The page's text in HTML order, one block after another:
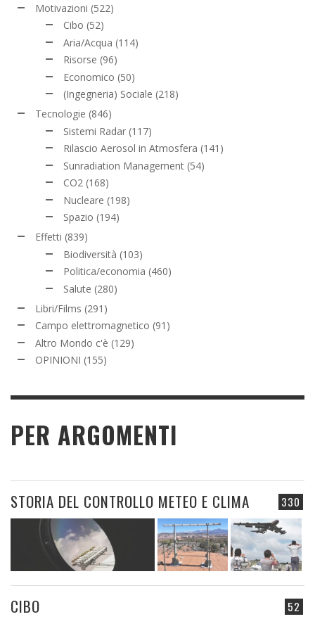
Motivazioni (522)
Cibo (52)
Aria/Acqua (114)
Risorse (96)
Economico (50)
(Ingegneria) Sociale (218)
Tecnologie (846)
Sistemi Radar (117)
Rilascio Aerosol in Atmosfera (141)
Sunradiation Management (54)
CO2 (168)
Nucleare (198)
Spazio (194)
Effetti (839)
Biodiversità (103)
Politica/economia (460)
Salute (280)
Libri/Films (291)
Campo elettromagnetico (91)
Altro Mondo c'è (129)
OPINIONI (155)
PER ARGOMENTI
330
STORIA DEL CONTROLLO METEO E CLIMA
52
CIBO